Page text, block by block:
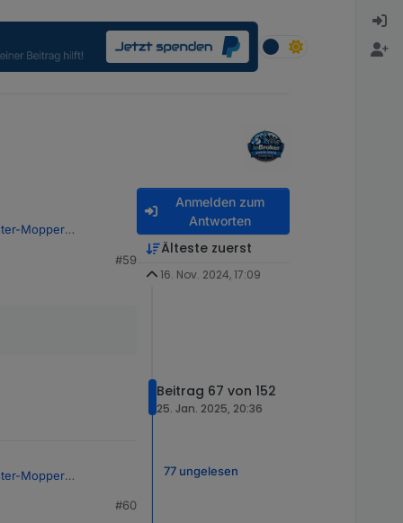
Mopper
gerade
#59
Mopper
gerade
#60
Anmelden zum
Antworten
Älteste zuerst
16. Nov. 2024, 17:09
Beitrag 67 von 152
25. Jan. 2025, 20:36
77 ungelesen